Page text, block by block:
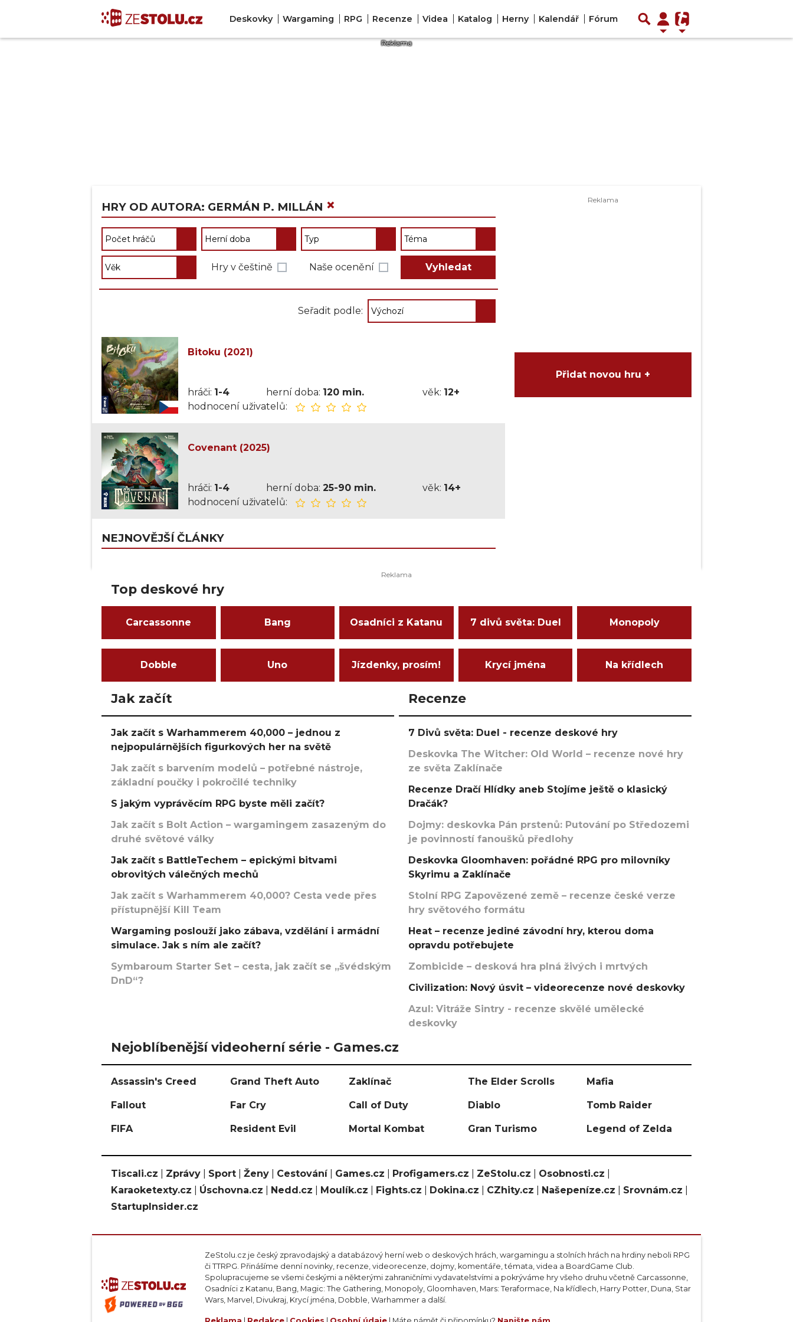
Deskovky Wargaming RPG Recenze Videa Katalog Herny Kalendář Fórum
HRY OD AUTORA: GERMÁN P. MILLÁN ×
Hry v češtině Naše ocenění Vyhledat
Seřadit podle:
Bitoku (2021)
hráči: 1-4 herní doba: 120 min. věk: 12+
hodnocení uživatelů:
Covenant (2025)
hráči: 1-4 herní doba: 25-90 min. věk: 14+
hodnocení uživatelů:
NEJNOVĚJŠÍ ČLÁNKY
Přidat novou hru +
Top deskové hry
Carcassonne Bang Osadníci z Katanu 7 divů světa: Duel Monopoly
Dobble Uno Jízdenky, prosím! Krycí jména Na křídlech
Jak začít
Jak začít s Warhammerem 40,000 – jednou z
nejpopulárnějších figurkových her na světě
Jak začít s barvením modelů – potřebné nástroje,
základní poučky i pokročilé techniky
S jakým vyprávěcím RPG byste měli začít?
Jak začít s Bolt Action – wargamingem zasazeným do
druhé světové války
Jak začít s BattleTechem – epickými bitvami
obrovitých válečných mechů
Jak začít s Warhammerem 40,000? Cesta vede přes
přístupnější Kill Team
Wargaming poslouží jako zábava, vzdělání i armádní
simulace. Jak s ním ale začít?
Symbaroum Starter Set – cesta, jak začít se „švédským
DnD“?
Recenze
7 Divů světa: Duel - recenze deskové hry
Deskovka The Witcher: Old World – recenze nové hry
ze světa Zaklínače
Recenze Dračí Hlídky aneb Stojíme ještě o klasický
Dračák?
Dojmy: deskovka Pán prstenů: Putování po Středozemi
je povinností fanoušků předlohy
Deskovka Gloomhaven: pořádné RPG pro milovníky
Skyrimu a Zaklínače
Stolní RPG Zapovězené země – recenze české verze
hry světového formátu
Heat – recenze jediné závodní hry, kterou doma
opravdu potřebujete
Zombicide – desková hra plná živých i mrtvých
Civilization: Nový úsvit – videorecenze nové deskovky
Azul: Vitráže Sintry - recenze skvělé umělecké
deskovky
Nejoblíbenější videoherní série - Games.cz
Assassin's Creed Grand Theft Auto Zaklínač The Elder Scrolls Mafia
Fallout Far Cry Call of Duty Diablo Tomb Raider
FIFA Resident Evil Mortal Kombat Gran Turismo Legend of Zelda
Tiscali.cz Zprávy Sport Ženy Cestování| Games.cz Profigamers.cz ZeStolu.cz Osobnosti.cz
Karaoketexty.cz
Úschovna.cz Nedd.cz Moulík.cz Fights.cz Dokina.cz CZhity.cz Našepeníze.cz Srovnám.cz
StartupInsider.cz
ZeStolu.cz je český zpravodajský a databázový herní web o deskových hrách, wargamingu a stolních hrách na hrdiny neboli RPG
či TTRPG. Přinášíme denní novinky, recenze, videorecenze, dojmy, komentáře, témata, videa a BoardGame Club.
Spolupracujeme se všemi českými a některými zahraničními vydavatelstvími a pokrýváme hry všeho druhu včetně Carcassonne,
Osadníci z Katanu, Bang, Magic: The Gathering, Monopoly, Gloomhaven, Mars: Teraformace, Na křídlech, Harry Potter, Duna, Star
Wars, Marvel, Divukraj, Krycí jména, Dobble, Warhammer a další.